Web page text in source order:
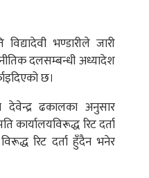
विद्यादेवी भण्डारीले जारी
दलसम्बन्धी अध्यादेश
छ।
देवेन्द्र ढकालका अनुसार
कार्यालयविरूद्ध रिट दर्ता
रिट दर्ता हुँदैन भनेर